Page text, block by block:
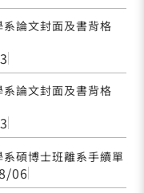
系論文封面及書背格
系論文封面及書背格
系碩博士班離系手續單
06